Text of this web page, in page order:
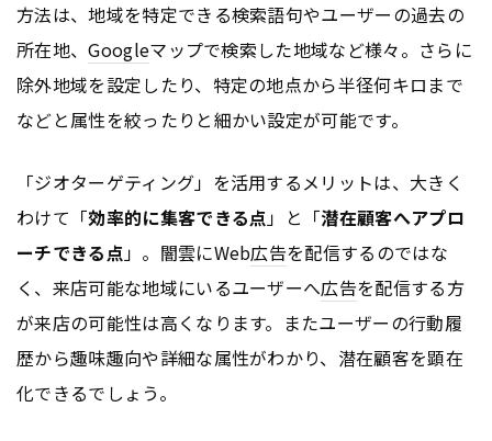
方法は、地域を特定できる検索語句やユーザーの過去の
所在地、Googleマップで検索した地域など様々。さらに
除外地域を設定したり、特定の地点から半径何キロまで
などと属性を絞ったりと細かい設定が可能です。
「ジオターゲティング」を活用するメリットは、大きく
わけて「効率的に集客できる点」と「潜在顧客へアプロ
ーチできる点」。闇雲にWeb広告を配信するのではな
く、来店可能な地域にいるユーザーへ広告を配信する方
が来店の可能性は高くなります。またユーザーの行動履
歴から趣味趣向や詳細な属性がわかり、潜在顧客を顕在
化できるでしょう。